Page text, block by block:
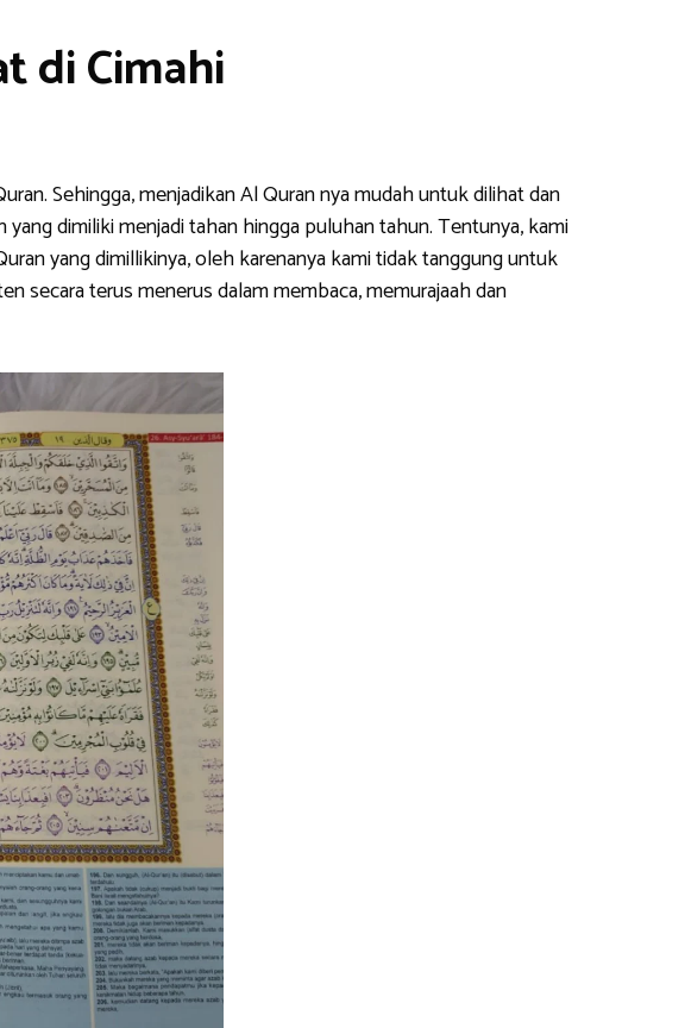
di Cimahi
Sehingga, menjadikan Al Quran nya mudah untuk dilihat dan
dimiliki menjadi tahan hingga puluhan tahun. Tentunya, kami
yang dimillikinya, oleh karenanya kami tidak tanggung untuk
secara terus menerus dalam membaca, memurajaah dan